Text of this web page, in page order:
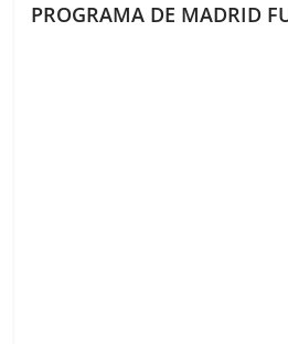
PROGRAMA DE MADRID